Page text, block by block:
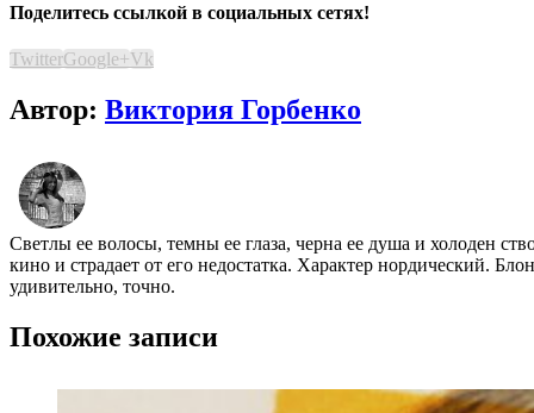
Поделитесь ссылкой в социальных сетях!
TwitterGoogle+Vk
Автор: Виктория Горбенко
Светлы ее волосы, темны ее глаза, черна ее душа и холоден
кино и страдает от его недостатка. Характер нордический.
удивительно, точно.
Похожие записи